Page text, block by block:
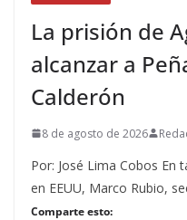
La prisión de
alcanzar a
Calderón
8 de agosto de 2026
Por: José Lima Cobos En
en EEUU, Marco Rubio,
Comparte esto: